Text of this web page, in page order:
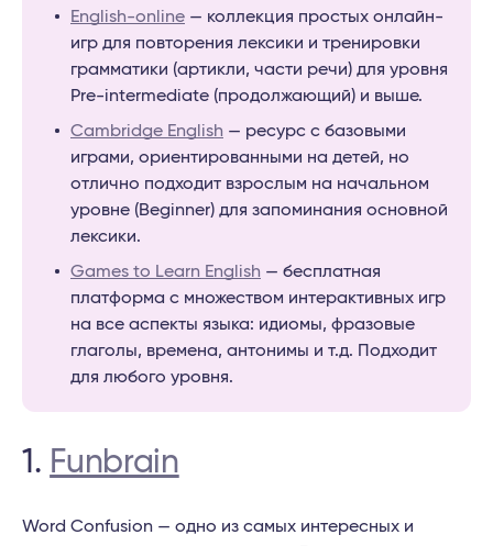
English-online — коллекция простых онлайн-
игр для повторения лексики и тренировки
грамматики (артикли, части речи) для уровня
Pre-intermediate (продолжающий) и выше.
Cambridge English — ресурс с базовыми
играми, ориентированными на детей, но
отлично подходит взрослым на начальном
уровне (Beginner) для запоминания основной
лексики.
Games to Learn English — бесплатная
платформа с множеством интерактивных игр
на все аспекты языка: идиомы, фразовые
глаголы, времена, антонимы и т.д. Подходит
для любого уровня.
1. Funbrain
Word Confusion — одно из самых интересных и